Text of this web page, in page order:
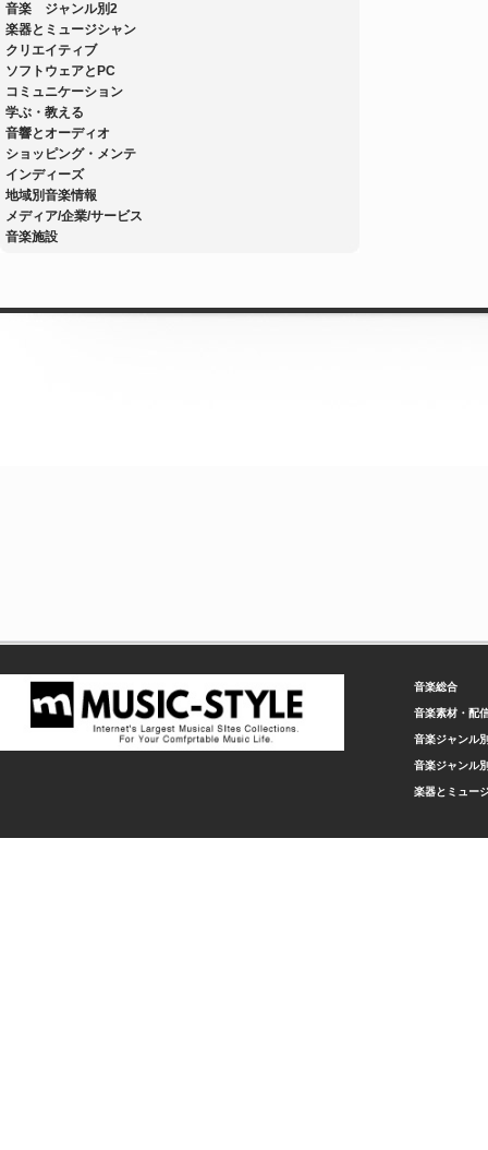
音楽 ジャンル別2
楽器とミュージシャン
クリエイティブ
ソフトウェアとPC
コミュニケーション
学ぶ・教える
音響とオーディオ
ショッピング・メンテ
インディーズ
地域別音楽情報
メディア/企業/サービス
音楽施設
音楽総合
音楽素材・配
音楽ジャンル
音楽ジャンル
楽器とミュー